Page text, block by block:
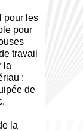
pour les
pour
travail
la
:
de
la